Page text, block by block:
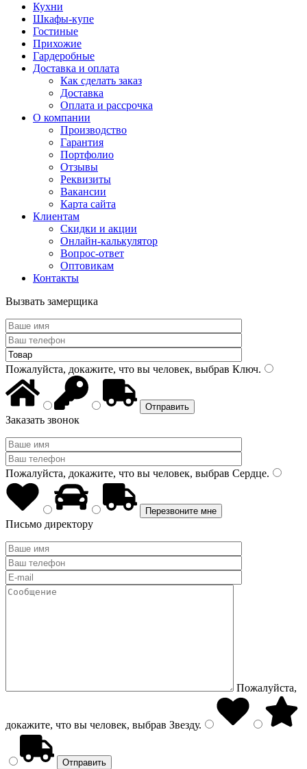
Кухни
Шкафы-купе
Гостиные
Прихожие
Гардеробные
Доставка и оплата
Как сделать заказ
Доставка
Оплата и рассрочка
О компании
Производство
Гарантия
Портфолио
Отзывы
Реквизиты
Вакансии
Карта сайта
Клиентам
Скидки и акции
Онлайн-калькулятор
Вопрос-ответ
Оптовикам
Контакты
Вызвать замерщика
Пожалуйста, докажите, что вы человек, выбрав Ключ.
Заказать звонок
Пожалуйста, докажите, что вы человек, выбрав Сердце.
Письмо директору
Пожалуйста,
докажите, что вы человек, выбрав Звезду.